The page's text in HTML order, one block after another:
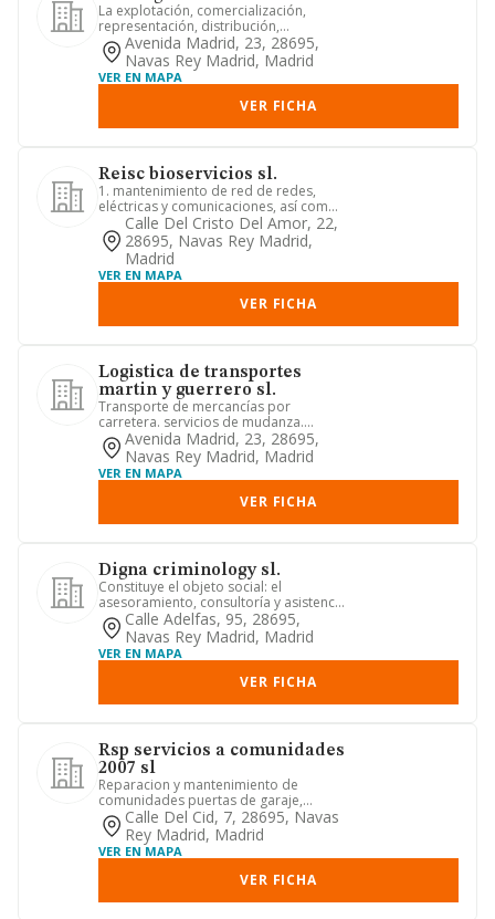
La explotación, comercialización,
representación, distribución,
arrendamiento con y sin conductor, ...
Avenida Madrid, 23, 28695,
Navas Rey Madrid, Madrid
VER EN MAPA
VER FICHA
Reisc bioservicios sl.
1. mantenimiento de red de redes,
eléctricas y comunicaciones, así como
el estudio, proyecto, const...
Calle Del Cristo Del Amor, 22,
28695, Navas Rey Madrid,
Madrid
VER EN MAPA
VER FICHA
Logistica de transportes
martin y guerrero sl.
Transporte de mercancías por
carretera. servicios de mudanza.
depósito y almacenamiento.
actividade...
Avenida Madrid, 23, 28695,
Navas Rey Madrid, Madrid
VER EN MAPA
VER FICHA
Digna criminology sl.
Constituye el objeto social: el
asesoramiento, consultoría y asistencia
integral, criminológica, cr...
Calle Adelfas, 95, 28695,
Navas Rey Madrid, Madrid
VER EN MAPA
VER FICHA
Rsp servicios a comunidades
2007 sl
Reparacion y mantenimiento de
comunidades puertas de garaje,
cerrajería, antenas y porteros.
manten...
Calle Del Cid, 7, 28695, Navas
Rey Madrid, Madrid
VER EN MAPA
VER FICHA